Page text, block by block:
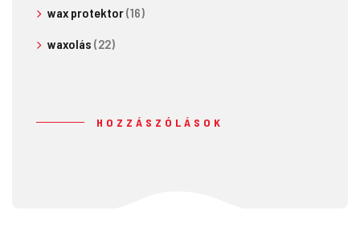
wax protektor(16)
waxolás (22)
HOZZÁSZÓLÁSOK